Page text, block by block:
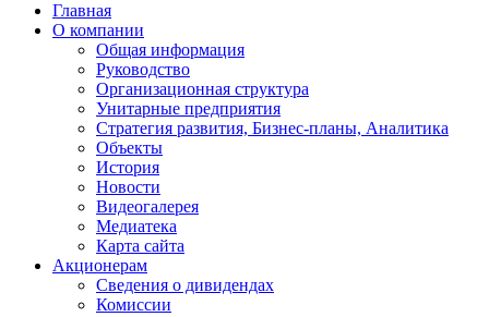
Главная
О компании
Общая информация
Руководство
Организационная структура
Унитарные предприятия
Стратегия развития, Бизнес-планы, Аналитика
Объекты
История
Новости
Видеогалерея
Медиатека
Карта сайта
Акционерам
Сведения о дивидендах
Комиссии